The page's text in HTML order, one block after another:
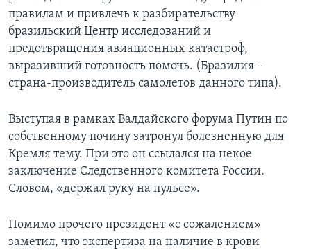
правилам и привлечь к разбирательству
бразильский Центр исследований и
предотвращения авиационных катастроф,
выразивший готовность помочь. (Бразилия –
страна-производитель самолетов данного типа).
Выступая в рамках Валдайского форума Путин по
собственному почину затронул болезненную для
Кремля тему. При это он ссылался на некое
заключение Следственного комитета России.
Словом, «держал руку на пульсе».
Помимо прочего президент «с сожалением»
заметил, что экспертиза на наличие в крови